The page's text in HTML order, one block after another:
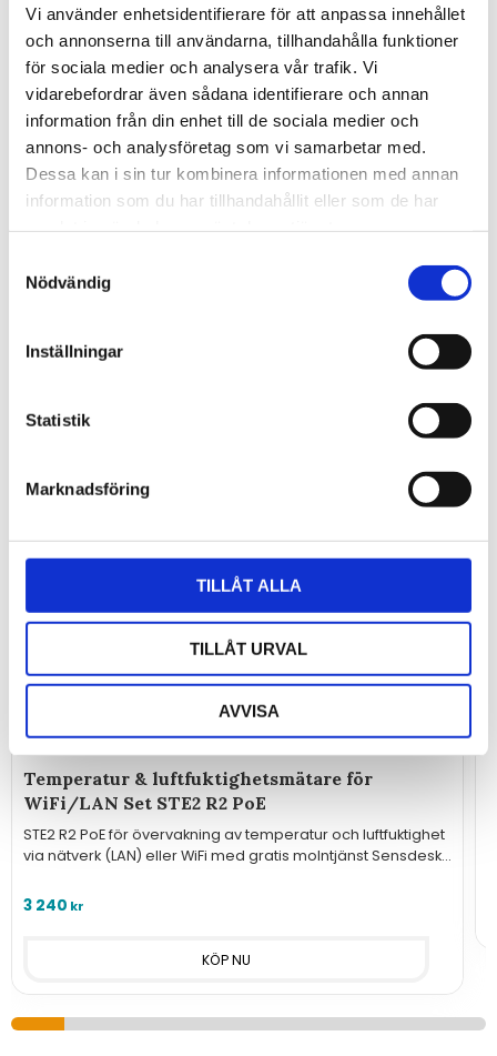
Vi använder enhetsidentifierare för att anpassa innehållet
och annonserna till användarna, tillhandahålla funktioner
för sociala medier och analysera vår trafik. Vi
vidarebefordrar även sådana identifierare och annan
information från din enhet till de sociala medier och
annons- och analysföretag som vi samarbetar med.
Dessa kan i sin tur kombinera informationen med annan
information som du har tillhandahållit eller som de har
Nödvändig
Inställningar
Statistik
Marknadsföring
TILLÅT ALLA
TILLÅT URVAL
AVVISA
Bli den första att lämna ett omdöme.
Temperatur & luftfuktighetsmätare för
WiFi/LAN Set STE2 R2 PoE
STE2 R2 PoE för övervakning av temperatur och luftfuktighet
via nätverk (LAN) eller WiFi med gratis molntjänst Sensdesk.
3 240 kr